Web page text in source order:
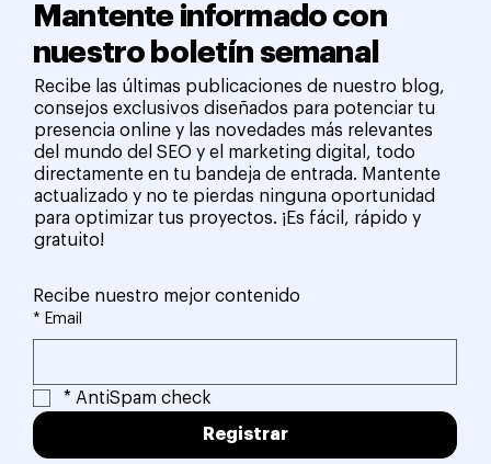
Mantente informado con
nuestro boletín semanal
Recibe las últimas publicaciones de nuestro blog,
consejos exclusivos diseñados para potenciar tu
presencia online y las novedades más relevantes
del mundo del SEO y el marketing digital, todo
directamente en tu bandeja de entrada. Mantente
actualizado y no te pierdas ninguna oportunidad
para optimizar tus proyectos. ¡Es fácil, rápido y
gratuito!
Recibe nuestro mejor contenido
* Email
* AntiSpam check
Registrar